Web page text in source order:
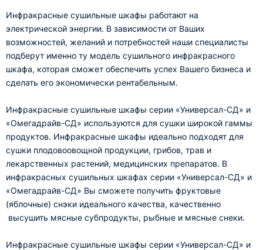
Инфракрасные сушильные шкафы работают на
электрической энергии. В зависимости от Ваших
возможностей, желаний и потребностей наши специалисты
подберут именно ту модель сушильного инфракрасного
шкафа, которая сможет обеспечить успех Вашего бизнеса и
сделать его экономически рентабельным.
Инфракрасные сушильные шкафы серии «Универсал-СД» и
«Омегадрайв-СД» используются для сушки широкой гаммы
продуктов. Инфракрасные шкафы идеально подходят для
сушки плодовоовощной продукции, грибов, трав и
лекарственных растений, медицинских препаратов. В
инфракрасных сушильных шкафах серии «Универсал-СД» и
«Омегадрайв-СД» Вы сможете получить фруктовые
(яблочные) снэки идеального качества, качественно
высушить мясные субпродукты, рыбные и мясные снеки.
Инфракрасные сушильные шкафы серии «Универсал-СД» и